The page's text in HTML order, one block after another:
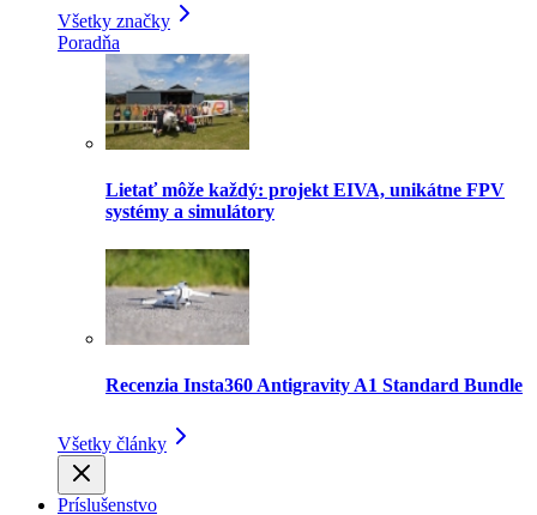
Všetky značky
Poradňa
Lietať môže každý: projekt EIVA, unikátne FPV
systémy a simulátory
Recenzia Insta360 Antigravity A1 Standard Bundle
Všetky články
Príslušenstvo